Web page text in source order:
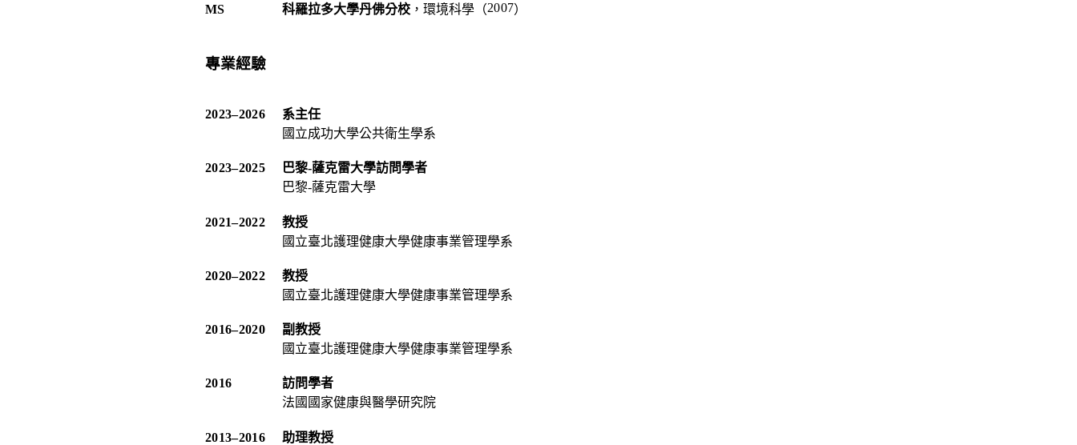
MS 科羅拉多大學丹佛分校 ， 環境科學 （2007）
專業經驗
2023–2026
系主任
國立成功大學公共衛生學系
2023–2025
巴黎-薩克雷大學訪問學者
巴黎-薩克雷大學
2021–2022
教授
國立臺北護理健康大學健康事業管理學系
2020–2022
教授
國立臺北護理健康大學健康事業管理學系
2016–2020
副教授
國立臺北護理健康大學健康事業管理學系
2016
訪問學者
法國國家健康與醫學研究院
2013–2016
助理教授